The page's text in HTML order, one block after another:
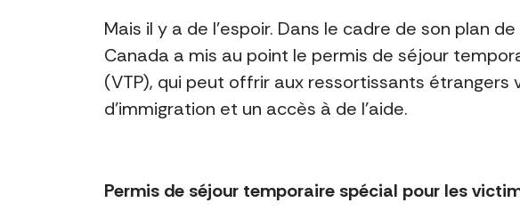
Mais il y a de l’espoir. Dans le cadre de son plan
Canada a mis au point le permis de séjour
(VTP), qui peut offrir aux ressortissants
d’immigration et un accès à de l’aide.
Permis de séjour temporaire spécial pour les